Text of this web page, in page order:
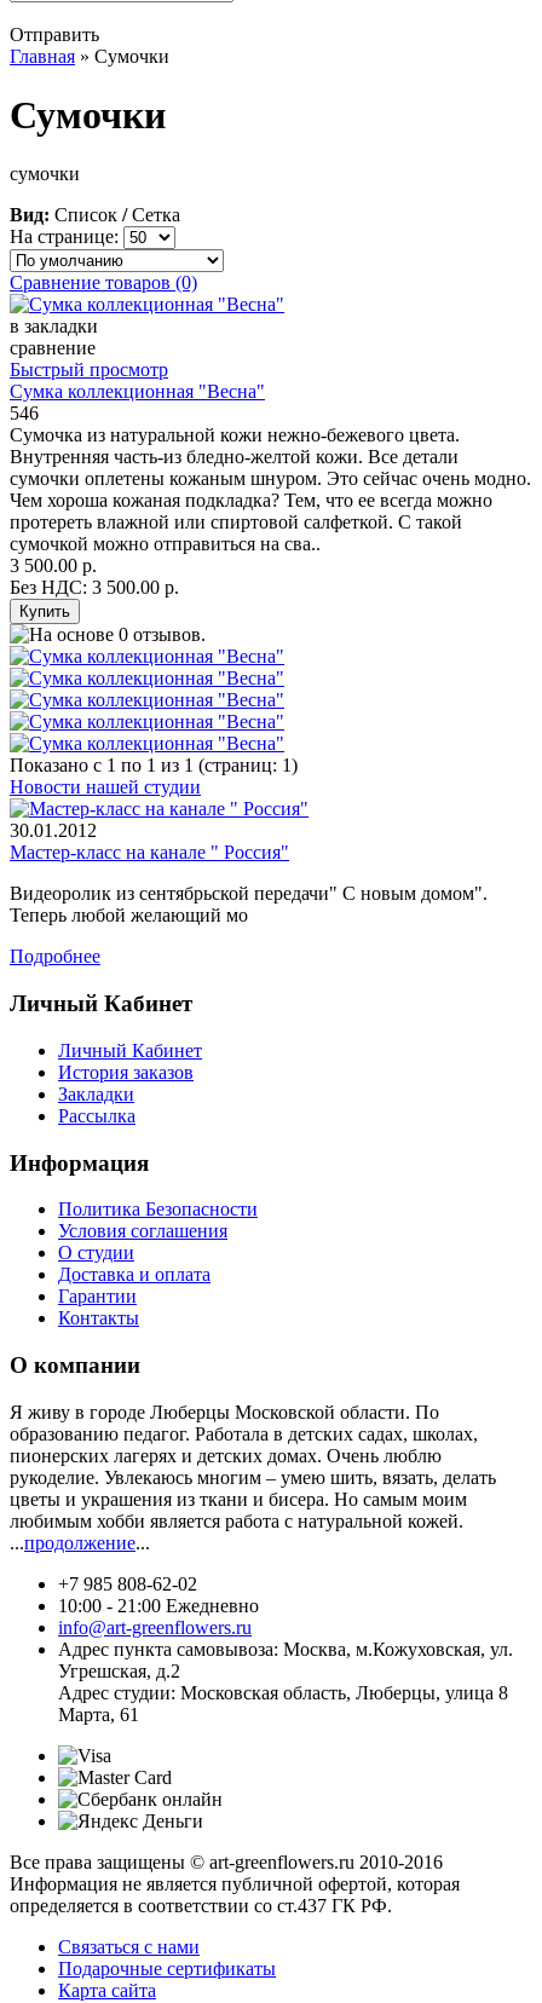
Отправить
Главная » Сумочки
Сумочки
сумочки
Вид: Список / Сетка
На странице:
Сравнение товаров (0)
в закладки
сравнение
Быстрый просмотр
Сумка коллекционная "Весна"
546
Сумочка из натуральной кожи нежно-бежевого цвета.
Внутренняя часть-из бледно-желтой кожи. Все детали
сумочки оплетены кожаным шнуром. Это сейчас очень модно.
Чем хороша кожаная подкладка? Тем, что ее всегда можно
протереть влажной или спиртовой салфеткой. С такой
сумочкой можно отправиться на сва..
3 500.00 р.
Без НДС: 3 500.00 р.
Показано с 1 по 1 из 1 (страниц: 1)
Новости нашей студии
30.01.2012
Мастер-класс на канале " Россия"
Видеоролик из сентябрьской передачи" С новым домом".
Теперь любой желающий мо
Подробнее
Личный Кабинет
Личный Кабинет
История заказов
Закладки
Рассылка
Информация
Политика Безопасности
Условия соглашения
О студии
Доставка и оплата
Гарантии
Контакты
О компании
Я живу в городе Люберцы Московской области. По
образованию педагог. Работала в детских садах, школах,
пионерских лагерях и детских домах. Очень люблю
рукоделие. Увлекаюсь многим – умею шить, вязать, делать
цветы и украшения из ткани и бисера. Но самым моим
любимым хобби является работа с натуральной кожей.
...продолжение...
+7 985 808-62-02
10:00 - 21:00 Ежедневно
info@art-greenflowers.ru
Адрес пункта самовывоза: Москва, м.Кожуховская, ул.
Угрешская, д.2
Адрес студии: Московская область, Люберцы, улица 8
Марта, 61
Все права защищены © art-greenflowers.ru 2010-2016
Информация не является публичной офертой, которая
определяется в соответствии со ст.437 ГК РФ.
Связаться с нами
Подарочные сертификаты
Карта сайта